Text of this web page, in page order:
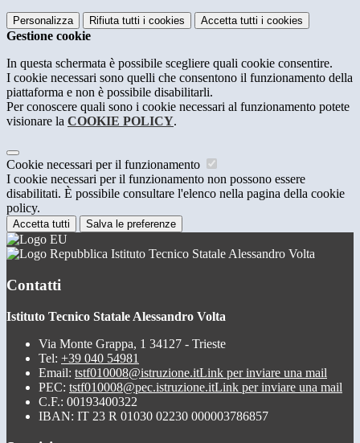
Personalizza Rifiuta tutti i cookies Accetta tutti i cookies
Gestione cookie
In questa schermata è possibile scegliere quali cookie consentire.
I cookie necessari sono quelli che consentono il funzionamento della
piattaforma e non è possibile disabilitarli.
Per conoscere quali sono i cookie necessari al funzionamento potete
visionare la COOKIE POLICY.
Cookie necessari per il funzionamento
I cookie necessari per il funzionamento non possono essere
disabilitati. È possibile consultare l'elenco nella pagina della cookie
policy.
Accetta tutti Salva le preferenze
Istituto Tecnico Statale Alessandro Volta
Contatti
Istituto Tecnico Statale Alessandro Volta
Via Monte Grappa, 1 34127 - Trieste
Tel: +39 040 54981
Email: tstf010008@istruzione.itLink per inviare una mail
PEC: tstf010008@pec.istruzione.itLink per inviare una mail
C.F.: 00193400322
IBAN: IT 23 R 01030 02230 000003786857